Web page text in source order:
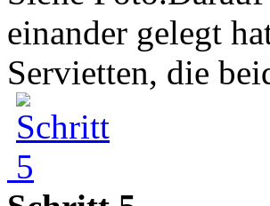
einander gelegt
Servietten, die